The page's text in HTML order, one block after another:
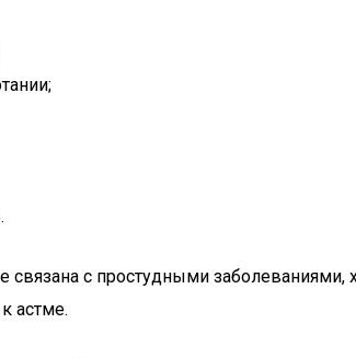
связана с простудными
астме.